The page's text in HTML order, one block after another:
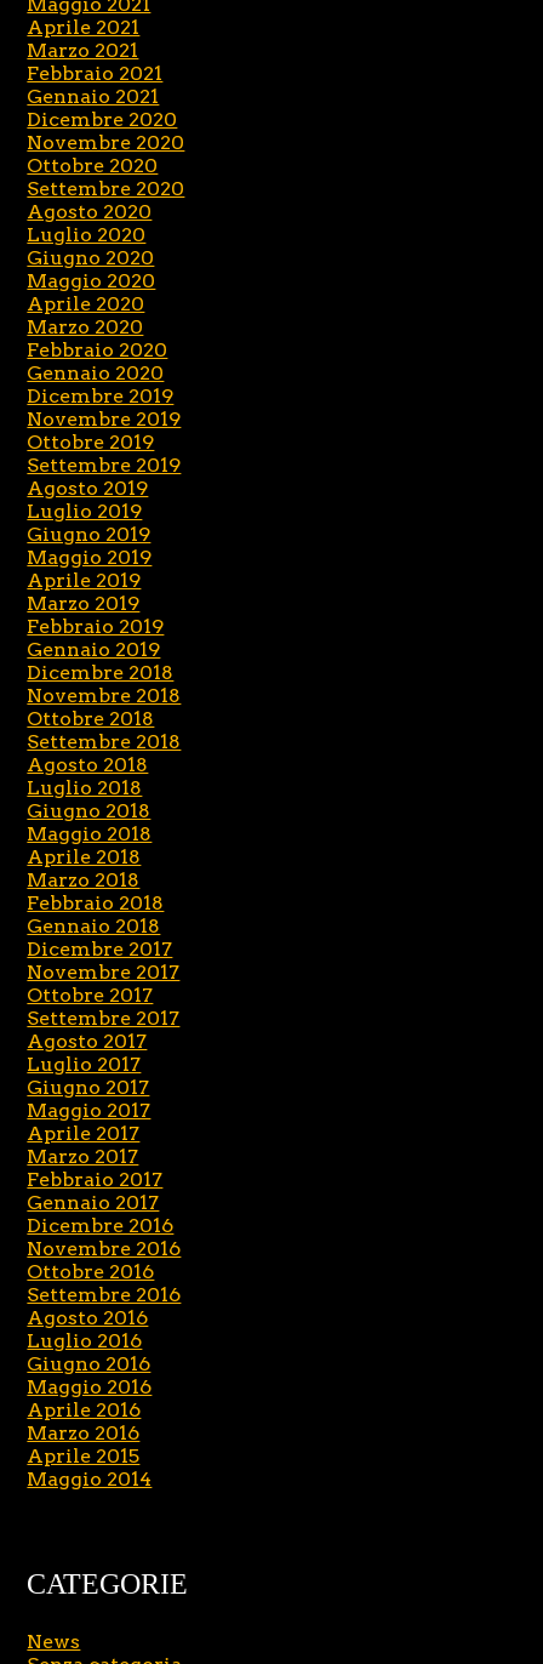
Aprile 2021
Marzo 2021
Febbraio 2021
Gennaio 2021
Dicembre 2020
Novembre 2020
Ottobre 2020
Settembre 2020
Agosto 2020
Luglio 2020
Giugno 2020
Maggio 2020
Aprile 2020
Marzo 2020
Febbraio 2020
Gennaio 2020
Dicembre 2019
Novembre 2019
Ottobre 2019
Settembre 2019
Agosto 2019
Luglio 2019
Giugno 2019
Maggio 2019
Aprile 2019
Marzo 2019
Febbraio 2019
Gennaio 2019
Dicembre 2018
Novembre 2018
Ottobre 2018
Settembre 2018
Agosto 2018
Luglio 2018
Giugno 2018
Maggio 2018
Aprile 2018
Marzo 2018
Febbraio 2018
Gennaio 2018
Dicembre 2017
Novembre 2017
Ottobre 2017
Settembre 2017
Agosto 2017
Luglio 2017
Giugno 2017
Maggio 2017
Aprile 2017
Marzo 2017
Febbraio 2017
Gennaio 2017
Dicembre 2016
Novembre 2016
Ottobre 2016
Settembre 2016
Agosto 2016
Luglio 2016
Giugno 2016
Maggio 2016
Aprile 2016
Marzo 2016
Aprile 2015
Maggio 2014
CATEGORIE
News